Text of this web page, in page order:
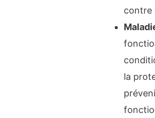
contre
la